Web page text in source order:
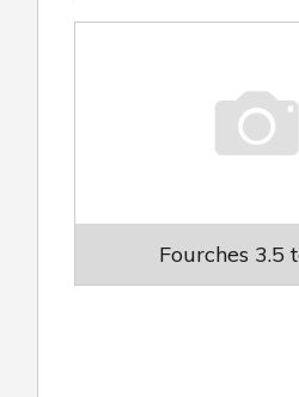
Fourches 3.5